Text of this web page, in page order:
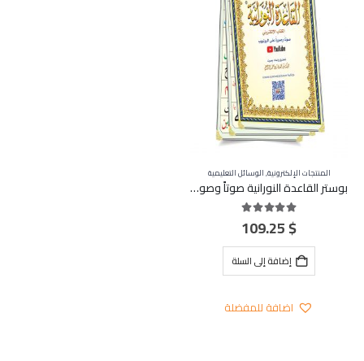
المنتجات الإلكترونية,الوسائل التعليمية
بوستر القاعدة النورانية صوتاً وصورةً على اليوتيوب
5.00
109.25$
إضافة إلى السلة
اضافة للمفضلة